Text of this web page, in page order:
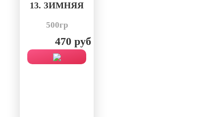
13. ЗИМНЯЯ
500гр
470 руб